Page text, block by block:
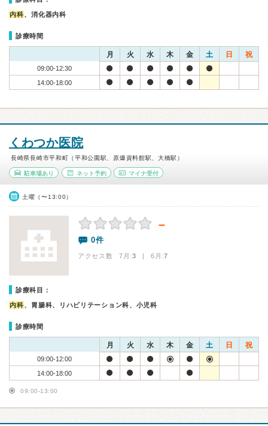
内科、消化器内科
診療時間
月 火 水 木 金 土 日 祝
09:00-12:30
14:00-18:00
くわつか医院
長崎県長崎市平和町（平和公園駅、原爆資料館駅、大橋駅）
駐車場あり ネット予約 マイナ受付
土曜（〜13:00）
－
0件
アクセス数 7月:3 | 6月:7
診療科目：
内科、胃腸科、リハビリテーション科、小児科
診療時間
月 火 水 木 金 土 日 祝
09:00-12:00
14:00-18:00
09:00-13:00